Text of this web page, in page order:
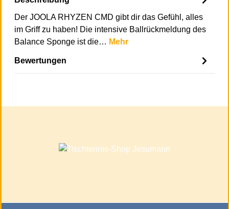
Der JOOLA RHYZEN CMD gibt dir das Gefühl, alles
im Griff zu haben! Die intensive Ballrückmeldung des
Balance Sponge ist die… Mehr
Bewertungen